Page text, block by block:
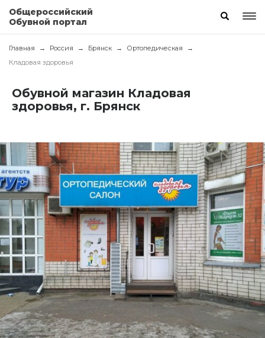
Общероссийский
Обувной портал
Главная Россия Брянск
Ортопедическая
Кладовая здоровья
Обувной магазин Кладовая
здоровья, г. Брянск